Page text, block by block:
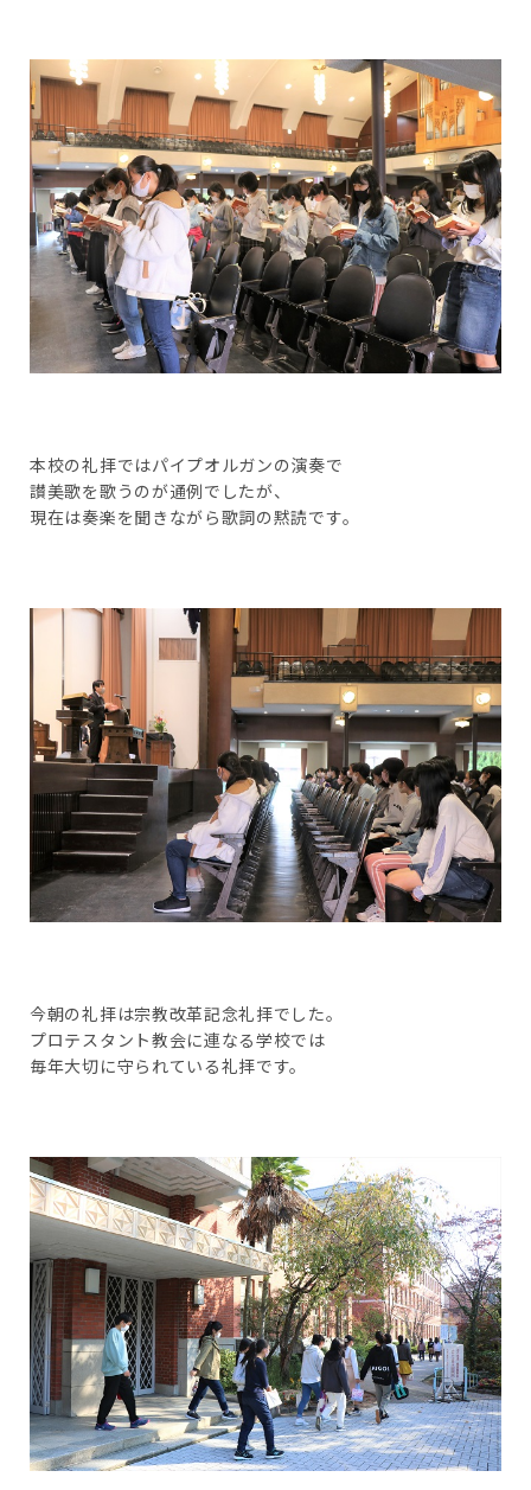
本校の礼拝ではパイプオルガンの演奏で
讃美歌を歌うのが通例でしたが、
現在は奏楽を聞きながら歌詞の黙読です。
今朝の礼拝は宗教改革記念礼拝でした。
プロテスタント教会に連なる学校では
毎年大切に守られている礼拝です。